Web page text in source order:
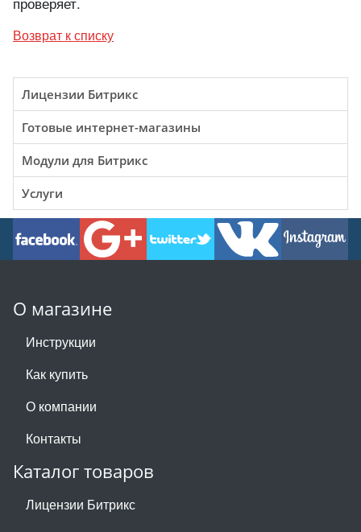
Возврат к списку
Лицензии Битрикс
Готовые интернет-магазины
Модули для Битрикс
Услуги
О магазине
Инструкции
Как купить
О компании
Контакты
Каталог товаров
Лицензии Битрикс